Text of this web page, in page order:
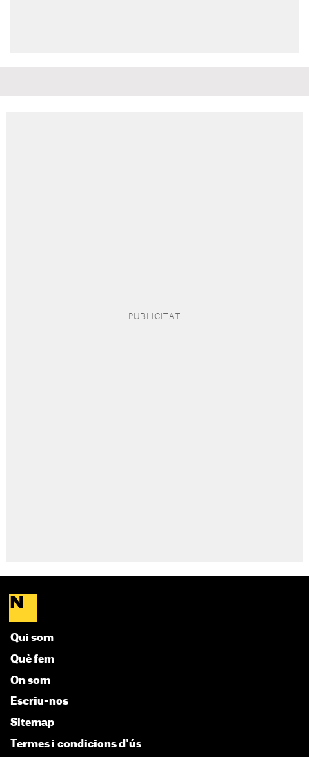
Qui som
Què fem
On som
Escriu-nos
Sitemap
Termes i condicions d'ús